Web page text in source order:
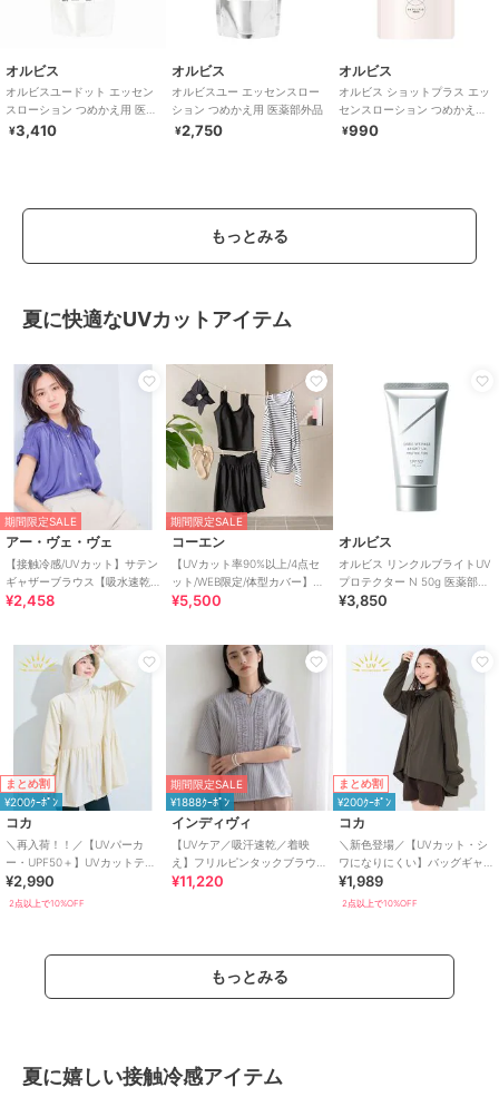
オルビス
オルビスユードット エッセン
スローション つめかえ用 医薬
部外品
¥3,410
オルビス
オルビスユー エッセンスロー
ション つめかえ用 医薬部外品
¥2,750
オルビス
オルビス ショットプラス エッ
センスローション つめかえ用
150mL
¥990
もっとみる
夏に快適なUVカットアイテム
期間限定SALE
アー・ヴェ・ヴェ
【接触冷感/UVカット】サテン
ギャザーブラウス【吸水速乾/
イージーケア】
¥2,458
期間限定SALE
コーエン
【UVカット率90%以上/4点セ
ット/WEB限定/体型カバー】シ
ュシュ付きアソートスイムウ
¥5,500
オルビス
オルビス リンクルブライトUV
プロテクター N 50g 医薬部外
品（顔用日焼け止め）
¥3,850
まとめ割
¥200ｸｰﾎﾟﾝ
コカ
＼再入荷！！／【UVパーカ
ー・UPF50＋】UVカットティ
アードパーカー 全4色
¥2,990
2点以上で10%OFF
期間限定SALE
¥1888ｸｰﾎﾟﾝ
インディヴィ
【UVケア／吸汗速乾／着映
え】フリルピンタックブラウ
ス
¥11,220
まとめ割
¥200ｸｰﾎﾟﾝ
コカ
＼新色登場／【UVカット・シ
ワになりにくい】バッグギャ
ザーUVパーカー 全4色
¥1,989
2点以上で10%OFF
もっとみる
夏に嬉しい接触冷感アイテム